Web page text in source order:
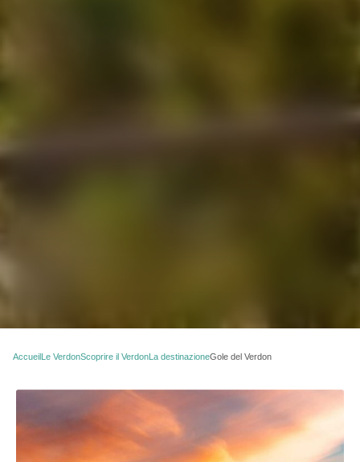
AccueilLe VerdonScoprire il VerdonLa destinazioneGole del Verdon